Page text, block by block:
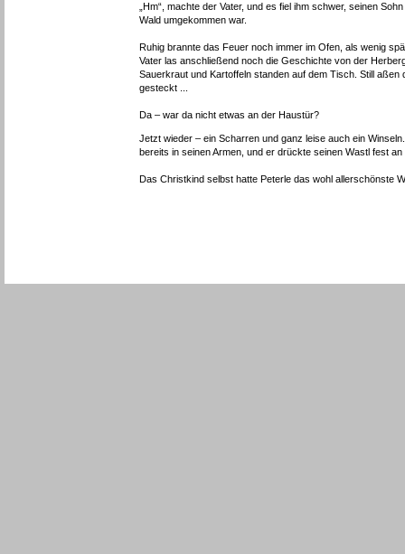
„Hm“, machte der Vater, und es fiel ihm schwer, seinen
Wald umgekommen war.
Ruhig brannte das Feuer noch immer im Ofen, als wenig
Vater las anschließend noch die Geschichte von der
Sauerkraut und Kartoffeln standen auf dem Tisch. Still
gesteckt ...
Da – war da nicht etwas an der Haustür?
Jetzt wieder – ein Scharren und ganz leise auch ein
bereits in seinen Armen, und er drückte seinen Wastl fest an
Das Christkind selbst hatte Peterle das wohl allerschönste